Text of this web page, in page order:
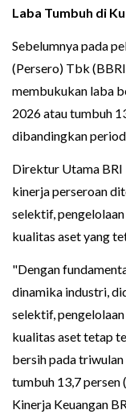
Laba Tumbuh di
Sebelumnya pada
(Persero) Tbk
membukukan laba
2026 atau tumbuh
dibandingkan
Direktur Utama BRI
kinerja perseroan
selektif,
kualitas aset yang
"Dengan
dinamika industri,
selektif,
kualitas aset tetap
bersih pada
tumbuh 13,7
Kinerja Keuangan